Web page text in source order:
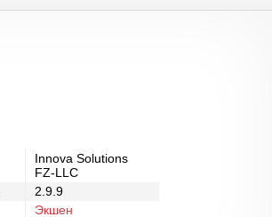
Innova Solutions
FZ-LLC
2.9.9
Экшен